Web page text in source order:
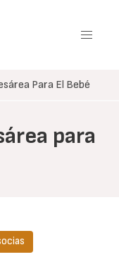
Para El Bebé
para